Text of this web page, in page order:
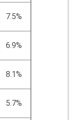
7.5%
6.9%
8.1%
5.7%